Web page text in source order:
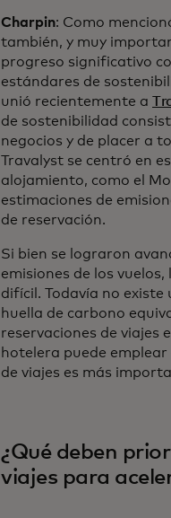
Charpin: Como
también, y muy
progreso significativo
estándares de
unió recientemente a
de sostenibilidad
negocios y de placer a
Travalyst se centró en
alojamiento, como el
estimaciones de
de reservación.
Si bien se lograron
emisiones de los
difícil. Todavía no
huella de carbono
reservaciones de viajes
hotelera puede
de viajes es más
¿Qué deben
viajes para